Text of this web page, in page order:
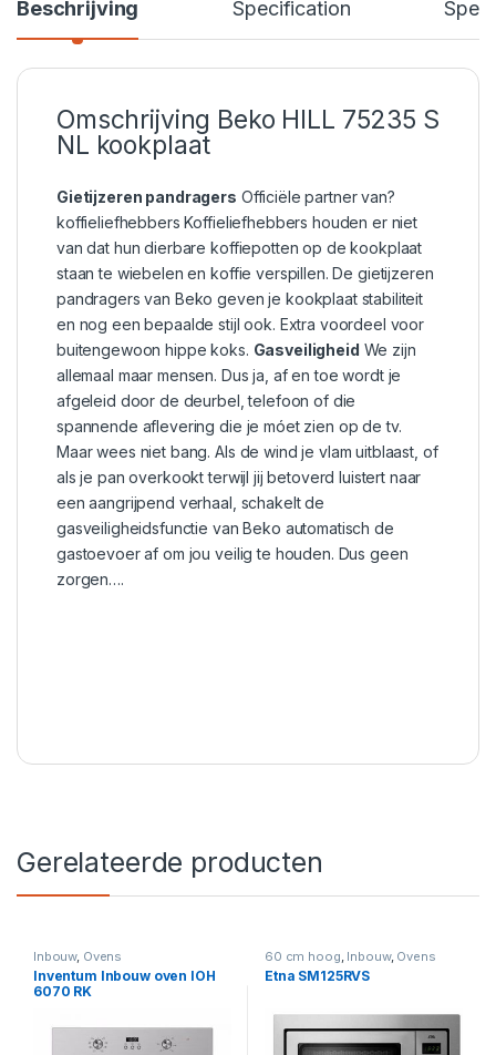
Beschrijving Specification
Omschrijving Beko HILL 75235 S
NL kookplaat
Gietijzeren pandragers Officiële partner van?
koffieliefhebbers Koffieliefhebbers houden er niet
van dat hun dierbare koffiepotten op de kookplaat
staan te wiebelen en koffie verspillen. De gietijzeren
pandragers van Beko geven je kookplaat stabiliteit
en nog een bepaalde stijl ook. Extra voordeel voor
buitengewoon hippe koks. Gasveiligheid We zijn
allemaal maar mensen. Dus ja, af en toe wordt je
afgeleid door de deurbel, telefoon of die
spannende aflevering die je móet zien op de tv.
Maar wees niet bang. Als de wind je vlam uitblaast, of
als je pan overkookt terwijl jij betoverd luistert naar
een aangrijpend verhaal, schakelt de
gasveiligheidsfunctie van Beko automatisch de
gastoevoer af om jou veilig te houden. Dus geen
zorgen….
Gerelateerde producten
Inbouw, Ovens
Inventum Inbouw oven IOH
6070 RK
60 cm hoog Inbouw, Ovens
Etna SM125RVS